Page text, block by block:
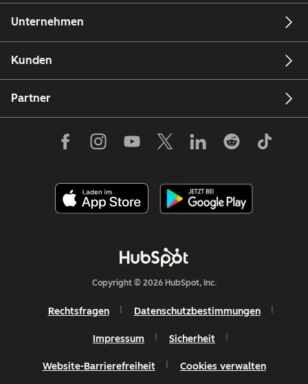
Unternehmen
Kunden
Partner
Copyright © 2026 HubSpot, Inc.
Rechtsfragen Datenschutzbestimmungen
Impressum Sicherheit
Website-Barrierefreiheit Cookies verwalten